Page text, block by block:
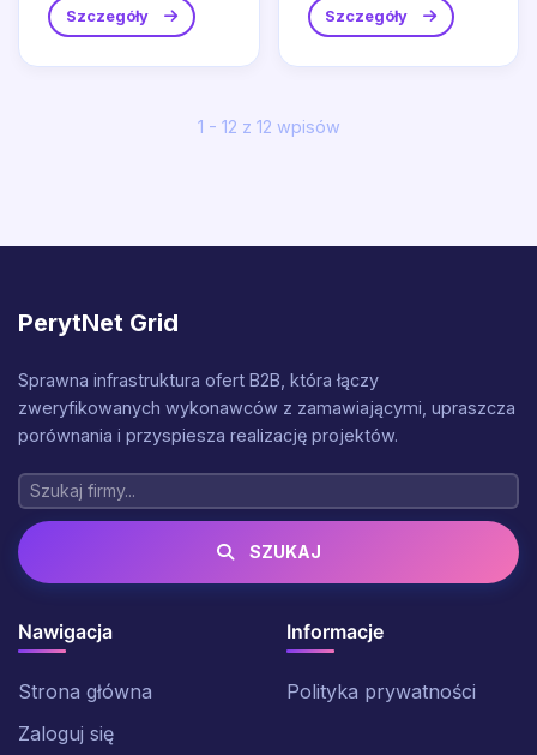
Szczegóły Szczegóły
1 - 12 z 12 wpisów
PerytNet Grid
Sprawna infrastruktura ofert B2B, która łączy
zweryfikowanych wykonawców z zamawiającymi, upraszcza
porównania i przyspiesza realizację projektów.
SZUKAJ
Nawigacja
Strona główna
Zaloguj się
Informacje
Polityka prywatności